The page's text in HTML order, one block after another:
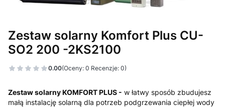
Zestaw solarny Komfort Plus CU-
SO2 200 -2KS2100
0.00(Oceny: 0 Recenzje: 0)
Zestaw solarny KOMFORT PLUS - w łatwy sposób zbudujesz
małą instalację solarną dla potrzeb podgrzewania ciepłej wody